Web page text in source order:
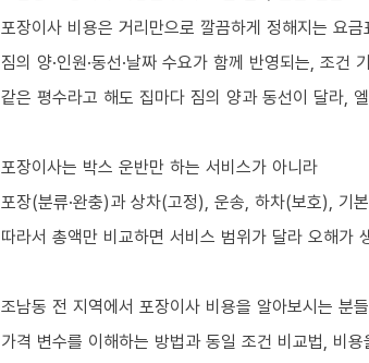
포장이사 비용은 거리만으로 깔끔하게 정해지는 요
짐의 양·인원·동선·날짜 수요가 함께 반영되는, 조건
같은 평수라고 해도 집마다 짐의 양과 동선이 달라,
포장이사는 박스 운반만 하는 서비스가 아니라
포장(분류·완충)과 상차(고정), 운송, 하차(보호), 기
따라서 총액만 비교하면 서비스 범위가 달라 오해가
조남동 전 지역에서 포장이사 비용을 알아보시는 분
가격 변수를 이해하는 방법과 동일 조건 비교법, 비